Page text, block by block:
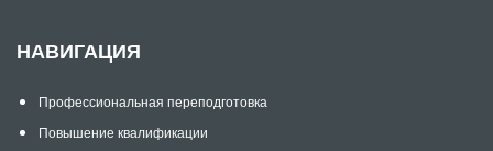
НАВИГАЦИЯ
Профессиональная переподготовка
Повышение квалификации